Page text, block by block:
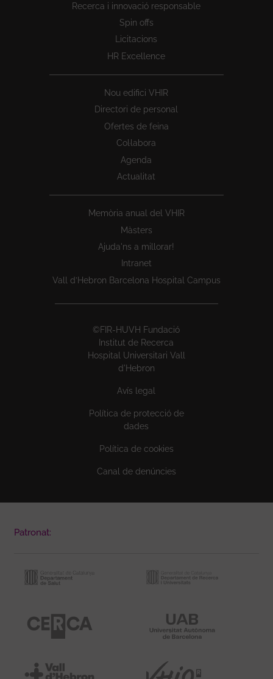
Recerca i innovació responsable
Spin offs
Licitacions
HR Excellence
Nou edifici VHIR
Directori de personal
Ofertes de feina
Col·labora
Agenda
Actualitat
Memòria anual del VHIR
Màsters
Ajuda'ns a millorar!
Intranet
Vall d’Hebron Barcelona Hospital Campus
©FIR-HUVH Fundació
Institut de Recerca
Hospital Universitari Vall
d'Hebron
Avís legal
Política de protecció de
dades
Política de cookies
Canal de denúncies
Patronat: